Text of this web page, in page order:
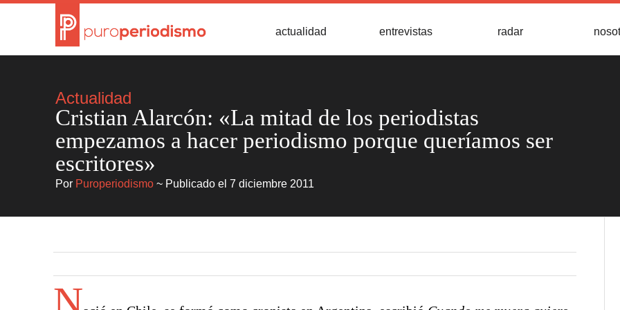
actualidad entrevistas radar
Actualidad
Cristian Alarcón: «La mitad de los periodistas
empezamos a hacer periodismo porque queríamos ser
escritores»
Por Puroperiodismo ~ Publicado el 7 diciembre 2011